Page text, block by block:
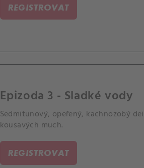
REGISTROVAT
Epizoda 3 - Sladké vody
Sedmitunový, opeřený, kachnozobý
kousavých much.
REGISTROVAT